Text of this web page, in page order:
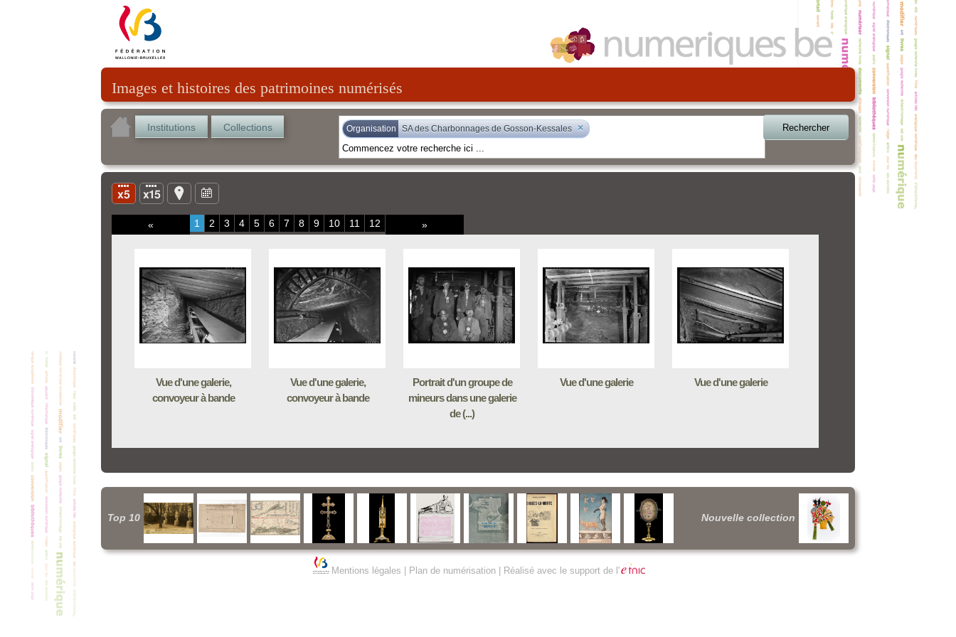
Images et histoires des patrimoines numérisés
Institutions Collections Organisation SA des Charbonnages de Gosson-Kessales × Rechercher
« 1 2 3 4 5 6 7 8 9 10 11 12 »
Vue d'une galerie,
convoyeur à bande
Vue d'une galerie,
convoyeur à bande
Portrait d'un groupe de
mineurs dans une galerie
de (...)
Vue d'une galerie Vue d'une galerie
Top 10 Nouvelle collection
Mentions légales Plan de numérisation| Réalisé avec le support de l'